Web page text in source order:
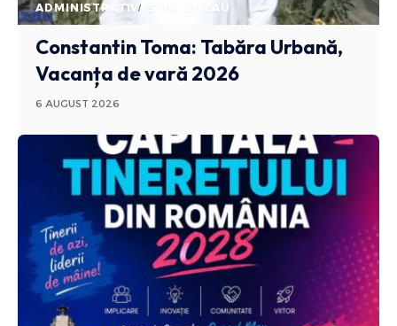
ADMINISTRATIV STIRI BUZAU
Constantin Toma: Tabăra Urbană,
Vacanța de vară 2026
6 AUGUST 2026